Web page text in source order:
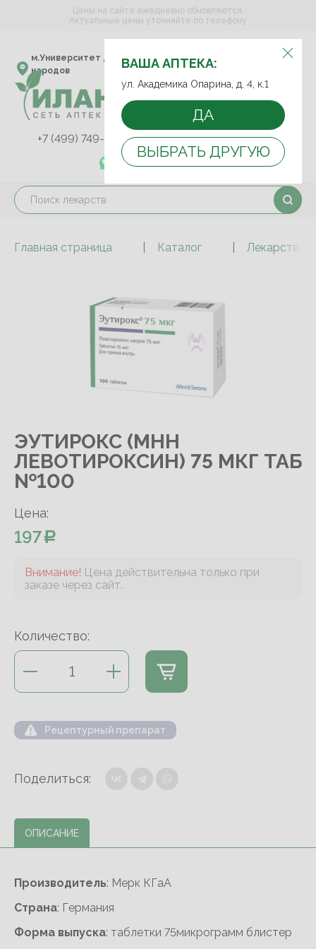
ВЫБЕРИТЕ АПТЕКУ:
м.Университет дружбы
народов
ул. Академика Опарина,
д. 4, к.1
ВАША АПТЕКА:
ул. Академика Опарина, д. 4, к.1
ДА
ВЫБРАТЬ ДРУГУЮ
Цены на сайте ежедневно обновляются.
Актуальные цены уточняйте по телефону
+7 (499) 749-75-92
+7 (499) 749-74-89
+7 (989) 579-78-73
Главная страница Каталог
ЭУТИРОКС (МНН
ЛЕВОТИРОКСИН) 75 МКГ ТАБ
№100
Цена:
197
Внимание! Цена действительна только при
заказе через сайт.
Количество:
Рецептурный препарат
Поделиться:
ОПИСАНИЕ
Производитель: Мерк КГаА
Cтрана: Германия
Форма выпуска: таблетки 75микрограмм блистер